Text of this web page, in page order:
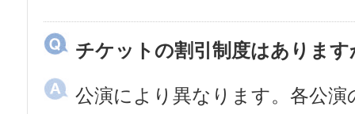
チケットの割引制度はあります
公演により異なります。各公